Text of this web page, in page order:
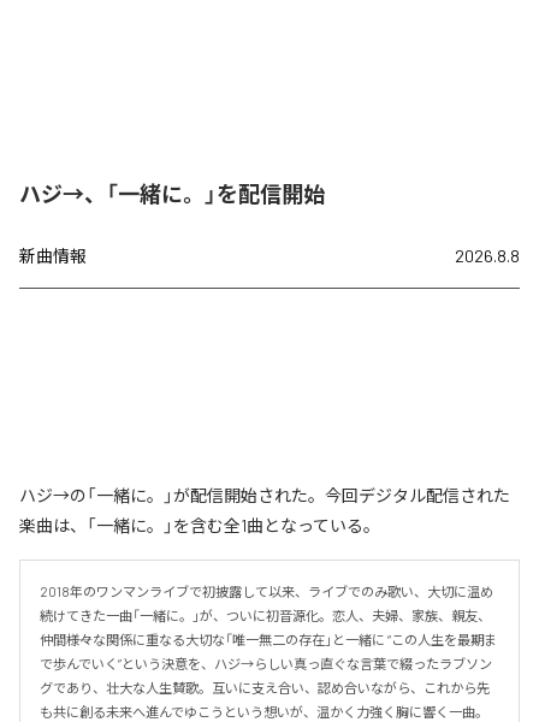
ハジ→、「一緒に。」を配信開始
新曲情報 2026.8.8
ハジ→の「一緒に。」が配信開始された。今回デジタル配信された
楽曲は、「一緒に。」を含む全1曲となっている。
2018年のワンマンライブで初披露して以来、ライブでのみ歌い、大切に温め
続けてきた一曲「一緒に。」が、ついに初音源化。恋人、夫婦、家族、親友、
仲間――様々な関係に重なる大切な「唯一無二の存在」と一緒に “この人生を最期ま
で歩んでいく”という決意を、ハジ→らしい真っ直ぐな言葉で綴ったラブソン
グであり、壮大な人生賛歌。互いに支え合い、認め合いながら、これから先
も共に創る未来へ進んでゆこうという想いが、温かく力強く胸に響く一曲。